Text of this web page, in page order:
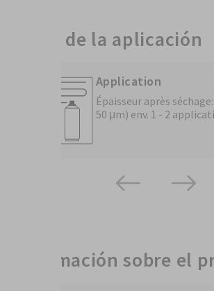
Notas de la aplicación
Application
Épaisseur après
50 μm) env. 1 - 2
Información sobre el